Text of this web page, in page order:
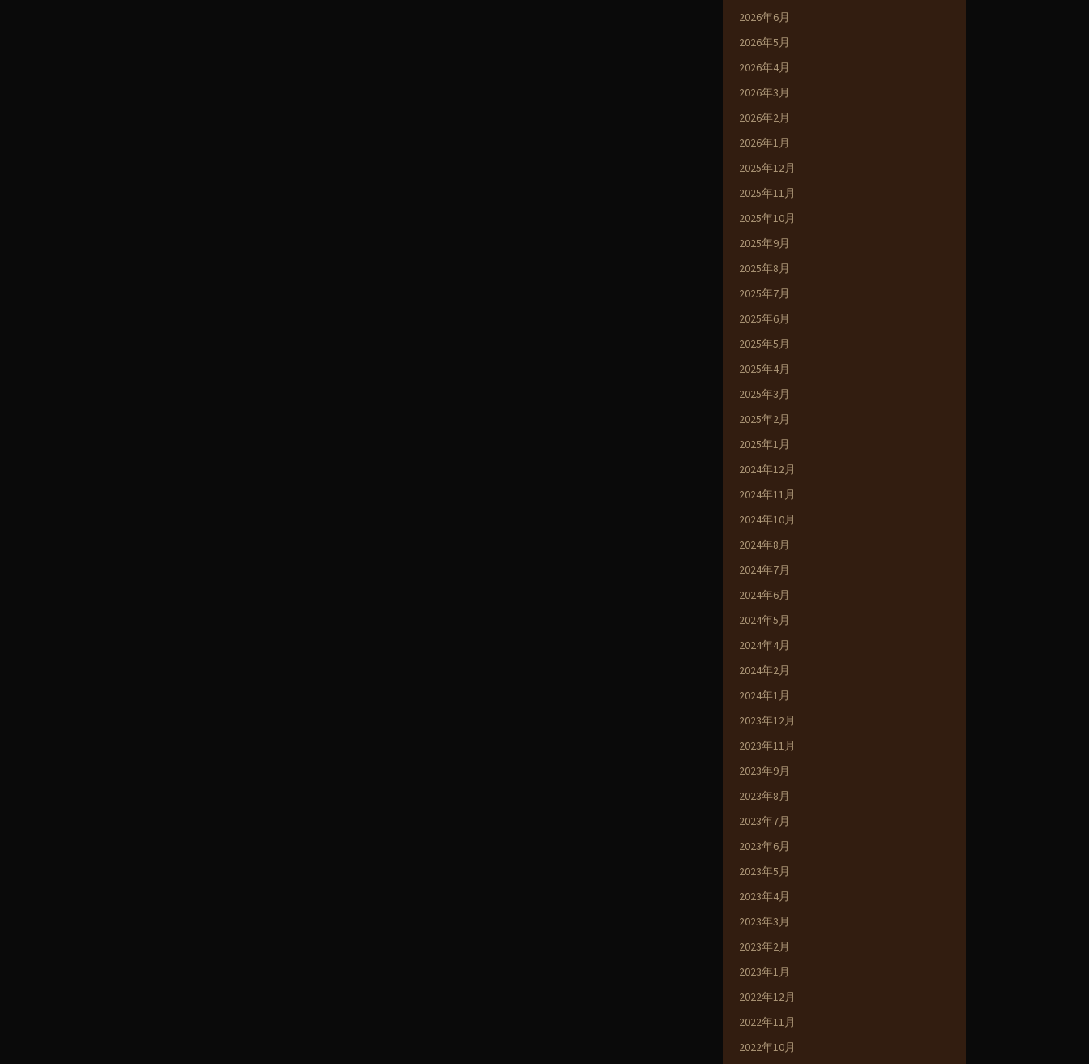
2026年6月
2026年5月
2026年4月
2026年3月
2026年2月
2026年1月
2025年12月
2025年11月
2025年10月
2025年9月
2025年8月
2025年7月
2025年6月
2025年5月
2025年4月
2025年3月
2025年2月
2025年1月
2024年12月
2024年11月
2024年10月
2024年8月
2024年7月
2024年6月
2024年5月
2024年4月
2024年2月
2024年1月
2023年12月
2023年11月
2023年9月
2023年8月
2023年7月
2023年6月
2023年5月
2023年4月
2023年3月
2023年2月
2023年1月
2022年12月
2022年11月
2022年10月